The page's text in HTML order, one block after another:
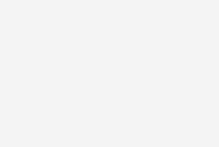
0008 0285 24